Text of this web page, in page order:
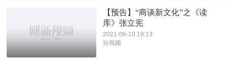
【预告】“商谈新文化”之《读
库》张立宪
2021-06-10 19:13
短视频